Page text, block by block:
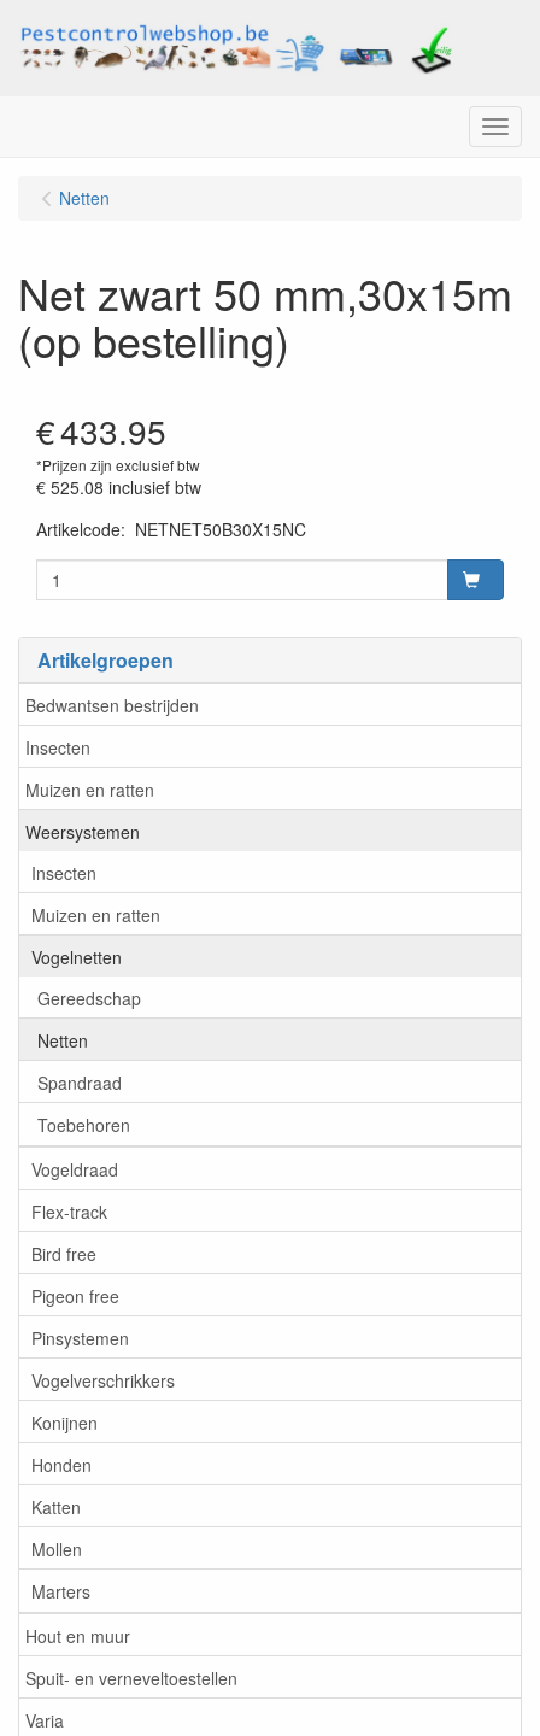
Menu
Artikelgroepen
Bedwantsen bestrijden
Insecten
Muizen en ratten
Weersystemen
Insecten
Muizen en ratten
Vogelnetten
Gereedschap
Netten
Spandraad
Toebehoren
Vogeldraad
Flex-track
Bird free
Pigeon free
Pinsystemen
Vogelverschrikkers
Konijnen
Honden
Katten
Mollen
Marters
Hout en muur
Spuit- en verneveltoestellen
Varia
Netten
Net zwart 50 mm,30x15m
(op bestelling)
€433.95
*Prijzen zijn exclusief btw
€ 525.08 inclusief btw
Artikelcode: NETNET50B30X15NC